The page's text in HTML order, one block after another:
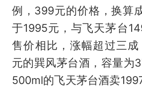
例，399元的价格，换算
于1995元，与飞天茅台
售价相比，涨幅超过三
元的巽风茅台酒，容量为
500ml的飞天茅台酒卖